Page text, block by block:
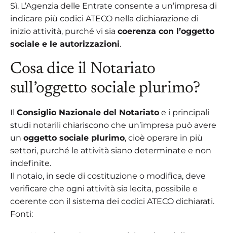
Sì. L’Agenzia delle Entrate consente a un’impresa di
indicare più codici ATECO nella dichiarazione di
inizio attività, purché vi sia coerenza con l’oggetto
sociale e le autorizzazioni.
Cosa dice il Notariato
sull’oggetto sociale plurimo?
Il Consiglio Nazionale del Notariato e i principali
studi notarili chiariscono che un’impresa può avere
un oggetto sociale plurimo, cioè operare in più
settori, purché le attività siano determinate e non
indefinite.
Il notaio, in sede di costituzione o modifica, deve
verificare che ogni attività sia lecita, possibile e
coerente con il sistema dei codici ATECO dichiarati.
Fonti: